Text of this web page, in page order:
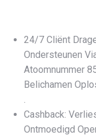
24/7 Cliënt
Ondersteunen
Atoomnummer
Belichamen
.
Cashback:
Ontmoedigd